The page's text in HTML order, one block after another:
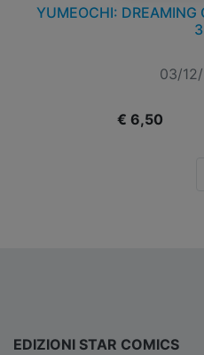
YUMEOCHI: DREAMING
3
03/
€ 6,50
EDIZIONI STAR COMICS